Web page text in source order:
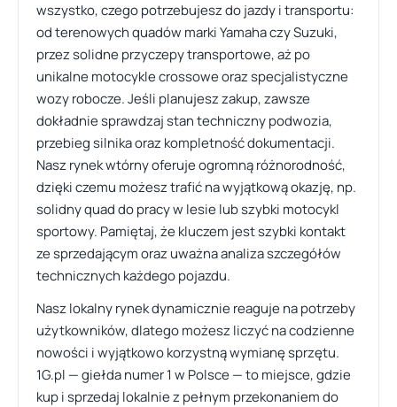
wszystko, czego potrzebujesz do jazdy i transportu:
od terenowych quadów marki Yamaha czy Suzuki,
przez solidne przyczepy transportowe, aż po
unikalne motocykle crossowe oraz specjalistyczne
wozy robocze. Jeśli planujesz zakup, zawsze
dokładnie sprawdzaj stan techniczny podwozia,
przebieg silnika oraz kompletność dokumentacji.
Nasz rynek wtórny oferuje ogromną różnorodność,
dzięki czemu możesz trafić na wyjątkową okazję, np.
solidny quad do pracy w lesie lub szybki motocykl
sportowy. Pamiętaj, że kluczem jest szybki kontakt
ze sprzedającym oraz uważna analiza szczegółów
technicznych każdego pojazdu.
Nasz lokalny rynek dynamicznie reaguje na potrzeby
użytkowników, dlatego możesz liczyć na codzienne
nowości i wyjątkowo korzystną wymianę sprzętu.
1G.pl — giełda numer 1 w Polsce — to miejsce, gdzie
kup i sprzedaj lokalnie z pełnym przekonaniem do